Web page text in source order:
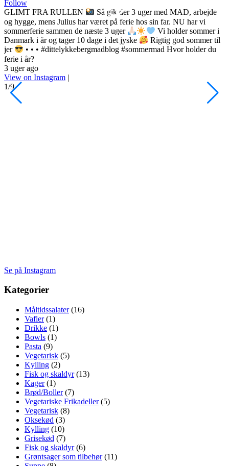
Follow
GLIMT FRA RULLEN
Så gik der 3 uger med MAD, arbejde
og hygge, mens Julius har været på ferie hos sin far. NU har vi
sommerferie sammen de næste 3 uger
Vi holder sommer i
Danmark i år og tager 10 dage i det jyske
Rigtig god sommer til
jer
• • • #dittelykkebergmadblog #sommermad Hvor holder du
ferie i år?
3 uger ago
View on Instagram |
1/9
Se på Instagram
Kategorier
Måltidssalater(16)
Vafler(1)
Drikke (1)
Bowls (1)
Pasta (9)
Vegetarisk (5)
Kylling (2)
Fisk og skaldyr(13)
Kager(1)
Brød/Boller(7)
Vegetariske Frikadeller(5)
Vegetarisk (8)
Oksekød (3)
Kylling (10)
Grisekød (7)
Fisk og skaldyr(6)
Grøntsager som tilbehør(11)